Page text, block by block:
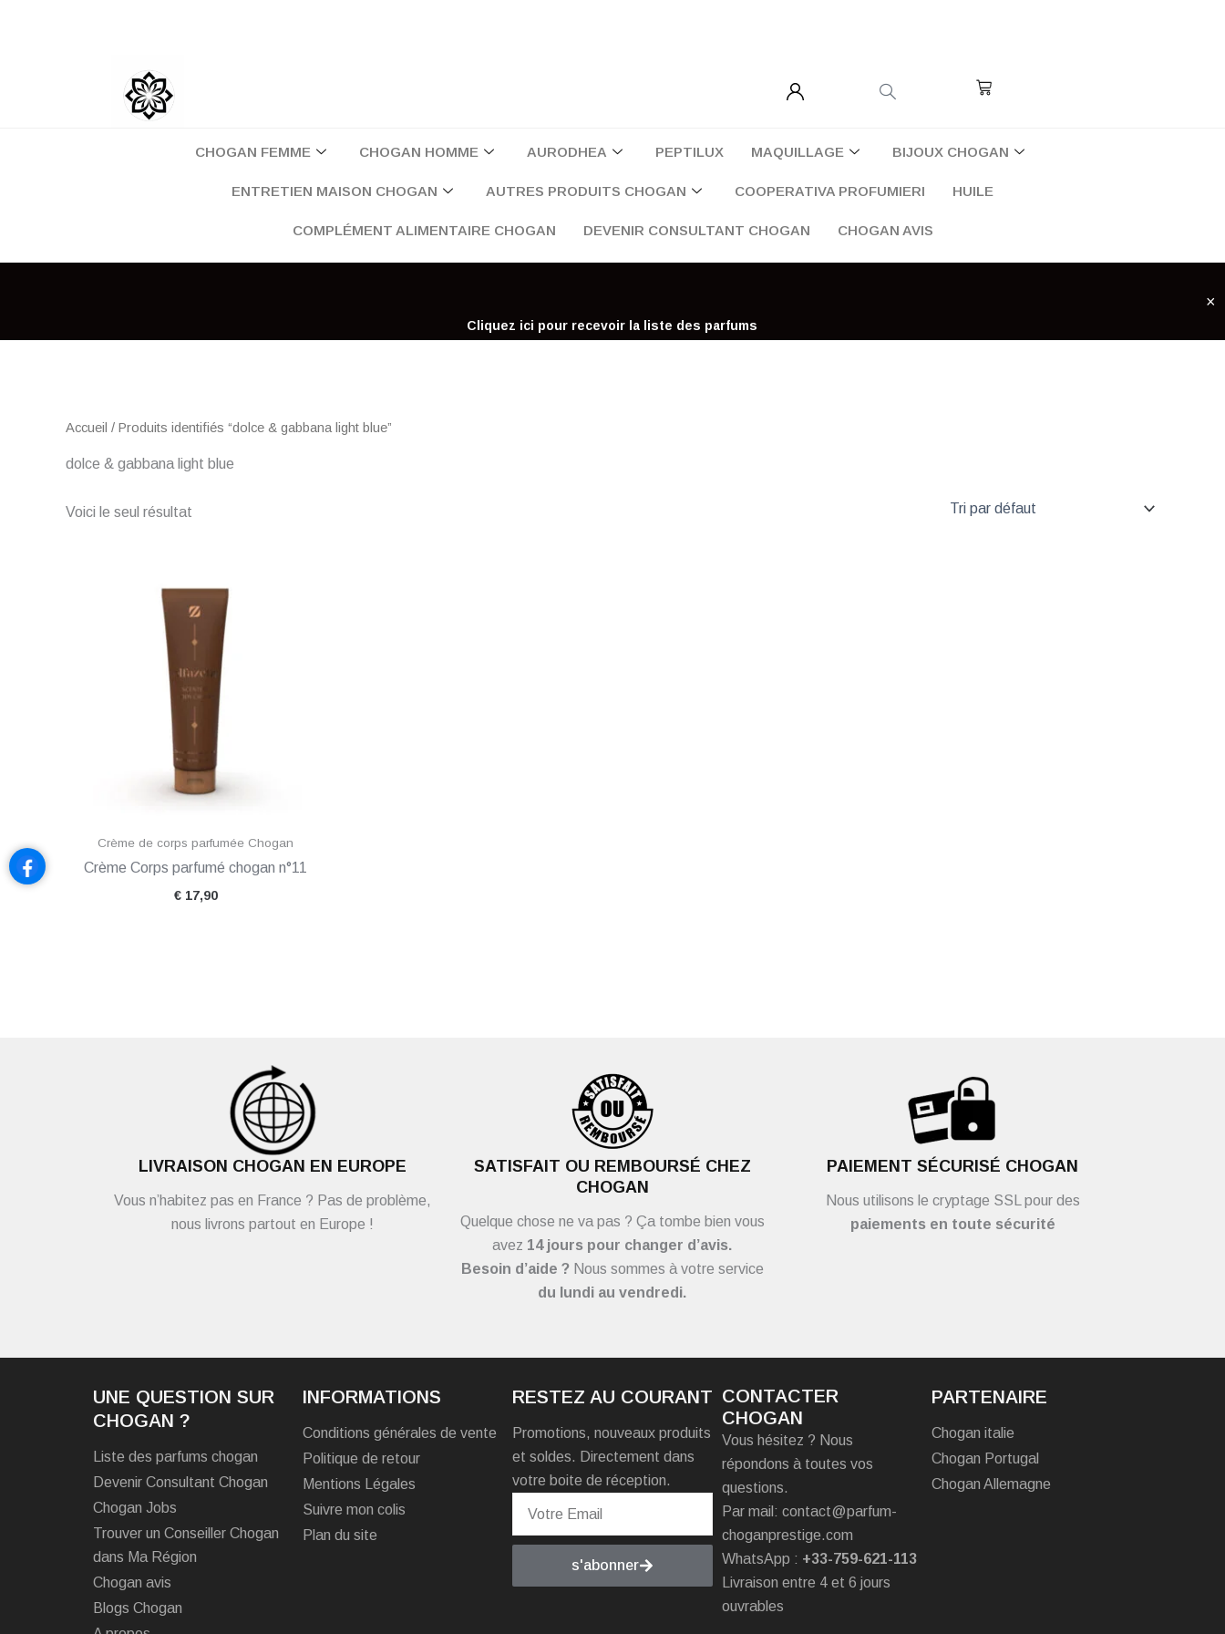
Cart
CHOGAN FEMME CHOGAN HOMME AURODHEA PEPTILUX MAQUILLAGE BIJOUX CHOGAN
ENTRETIEN MAISON CHOGAN AUTRES PRODUITS CHOGAN COOPERATIVA PROFUMIERI HUILE
COMPLÉMENT ALIMENTAIRE CHOGAN DEVENIR CONSULTANT CHOGAN CHOGAN AVIS
Cliquez ici pour recevoir la liste des parfums
×
Accueil / Produits identifiés “dolce & gabbana light blue”
dolce & gabbana light blue
Voici le seul résultat
Crème de corps parfumée Chogan
Crème Corps parfumé chogan n°11
€17,90
LIVRAISON CHOGAN EN EUROPE
Vous n’habitez pas en France ? Pas de problème,
nous livrons partout en Europe !
SATISFAIT OU REMBOURSÉ CHEZ
CHOGAN
Quelque chose ne va pas ? Ça tombe bien vous
avez 14 jours pour changer d’avis.
Besoin d’aide ?Nous sommes à votre service
du lundi au vendredi.
PAIEMENT SÉCURISÉ CHOGAN
Nous utilisons le cryptage SSL pour des
paiements en toute sécurité
UNE QUESTION SUR
CHOGAN ?
Liste des parfums chogan
Devenir Consultant Chogan
Chogan Jobs
Trouver un Conseiller Chogan
dans Ma Région
Chogan avis
Blogs Chogan
INFORMATIONS
Conditions générales de vente
Politique de retour
Mentions Légales
Suivre mon colis
Plan du site
RESTEZ AU COURANT
Promotions, nouveaux produits
et soldes. Directement dans
votre boite de réception.
s'abonner
CONTACTER
CHOGAN
Vous hésitez ? Nous
répondons à toutes vos
questions.
Par mail: contact@parfum-
choganprestige.com
WhatsApp : +33-759-621-113
Livraison entre 4 et 6 jours
ouvrables
PARTENAIRE
Chogan italie
Chogan Portugal
Chogan Allemagne